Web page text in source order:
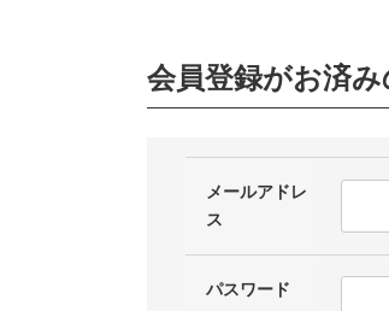
会員登録がお済
メールアドレ
ス
パスワード